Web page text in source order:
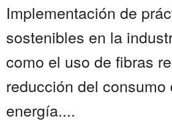
Implementación de
sostenibles en la
como el uso de fibras
reducción del consumo
energía....